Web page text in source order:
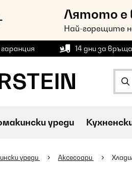
Лятото е
Най-горещите
14 дни за
уреди
уреди Аксесоари